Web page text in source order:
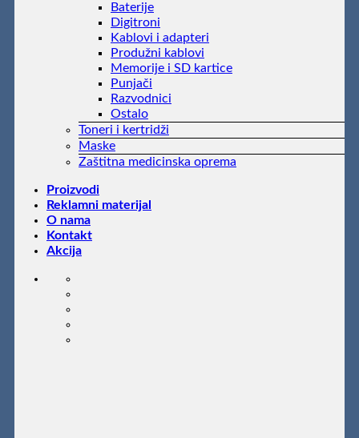
Baterije
Digitroni
Kablovi i adapteri
Produžni kablovi
Memorije i SD kartice
Punjači
Razvodnici
Ostalo
Toneri i kertridži
Maske
Zaštitna medicinska oprema
Proizvodi
Reklamni materijal
O nama
Kontakt
Akcija